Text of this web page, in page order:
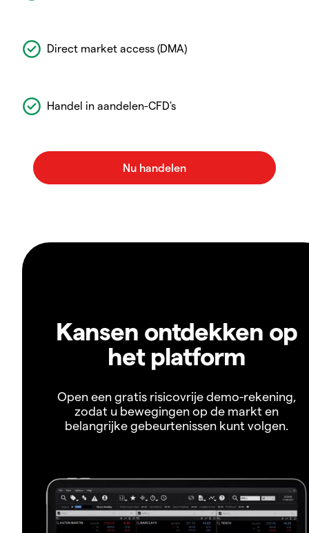
Direct market access (DMA)
Handel in aandelen-CFD's
Kansen ontdekken op
het platform
Open een gratis risicovrije demo-rekening,
zodat u bewegingen op de markt en
belangrijke gebeurtenissen kunt volgen.